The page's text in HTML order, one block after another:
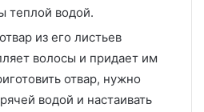
теплой водой.
из его листьев
волосы и придает им
отвар, нужно
водой и настаивать